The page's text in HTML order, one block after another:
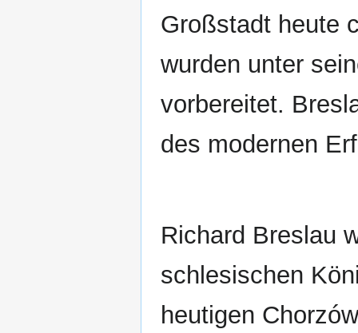
Großstadt heute
wurden unter
vorbereitet.
des modernen
Richard Breslau
schlesischen
heutigen